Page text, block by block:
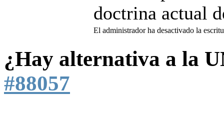
doctrina actual
El administrador ha desactivado la
¿Hay alternativa a la
#88057